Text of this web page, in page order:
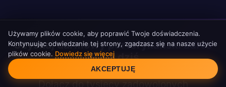
Uzyskaj darmowy portorykański adres
IP już dziś
Dołącz do tysięcy zadowolonych
Zgoda na pliki cookie
Używamy plików cookie, aby poprawić Twoje doświadczenia.
Kontynuując odwiedzanie tej strony, zgadzasz się na nasze użycie
plików cookie. Dowiedz się więcej
AKCEPTUJĘ